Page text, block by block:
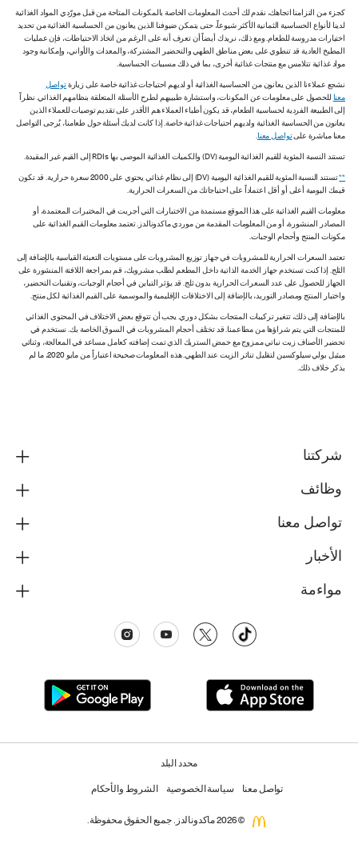
كجزء من التزامنا اتجاهك، نقدم لك أحدث المعلومات الخاصة بالمكونات المتاحة من قبل مورّدي المواد الغذائية
لدينا لأنواع الحساسية الثمانية الأكثر شيوعاً، حتى يتمكن ضيوفنا الذين يعانون من الحساسية الغذائية من تحديد
اختيارات مدروسة للطعام. ومع ذلك، نريدك أيضاً أن تعرف أنه على الرغم من اتخاذ الاحتياطات، فإن عمليات
المطبخ العادية قد تنطوي على بعض مناطق الطهي والتحضير المشتركة، والمعدات والأواني، وإمكانية وجود
مواد غذائية تتلامس مع منتجات غذائية أخرى، بما في ذلك مسببات الحساسية.
نشجع عملاءنا الذين يعانون من الحساسية الغذائية أو لديهم احتياجات غذائية خاصة على زيارةتواصل
معنا للحصول على معلومات عن المكونات، واستشارة طبيبهم لطرح الأسئلة المتعلقة بنظامهم الغذائي. نظراً
إلى الطبيعة الفردية لحساسية الطعام، قد يكون أطباء العملاء هم الأقدر على تقديم توصيات للعملاء الذين
يعانون من الحساسية الغذائية ولديهم احتياجات غذائية خاصة. إذا كانت لديك أسئلة حول طعامنا، يُرجى التواصل
معنا مباشرة علىتواصل معنا.
تستند النسبة المئوية للقيم الغذائية اليومية (DV) والكميات الغذائية الموصى بها RDIs إلى القيم غير المقيدة.
**
تستند النسبة المئوية للقيم الغذائية اليومية (DV) إلى نظام غذائي يحتوي على 2000 سعرة حرارية. قد تكون
قيمك اليومية أعلى أو أقل اعتماداً على احتياجاتك من السعرات الحرارية.
معلومات القيم الغذائية على هذا الموقع مستمدة من الاختبارات التي أجريت في المختبرات المعتمدة، أو
المصادر المنشورة، أو من المعلومات المقدمة من موردي ماكدونالدز. تعتمد معلومات القيم الغذائية على
مكونات المنتج وأحجام الوجبات.
تعتمد السعرات الحرارية للمشروبات في جهاز توزيع المشروبات على مستويات التعبئة القياسية بالإضافة إلى
الثلج. إذا كنت تستخدم جهاز الخدمة الذاتية داخل المطعم لطلب مشروبك، قم بمراجعة اللافتة المنشورة على
الجهاز للحصول على عدد السعرات الحرارية بدون ثلج. قد يؤثر التباين في أحجام الوجبات، وتقنيات التحضير،
واختبار المنتج ومصادر التوريد، بالإضافة إلى الاختلافات الإقليمية والموسمية على القيم الغذائية لكل منتج.
بالإضافة إلى ذلك، تتغير تركيبات المنتجات بشكل دوري. يجب أن تتوقع بعض الاختلاف في المحتوى الغذائي
للمنتجات التي يتم شراؤها من مطاعمنا. قد تختلف أحجام المشروبات في السوق الخاصة بك. نستخدم في
تحضير الأصناف زيت نباتي ممزوج مع حمض الستريك الذي تمت إضافته كعامل مساعد في المعالجة، وثنائي
ميثيل بولي سيلوكسين لتقليل تناثر الزيت عند الطهي. هذه المعلومات صحيحة اعتباراً من مايو 2020، ما لم
يذكر خلاف ذلك.
شركتنا
وظائف
تواصل معنا
الأخبار
مواءمة
محدد البلد
تواصل معنا سياسة الخصوصية الشروط والأحكام
© 2026 ماكدونالدز. جميع الحقوق محفوظة.